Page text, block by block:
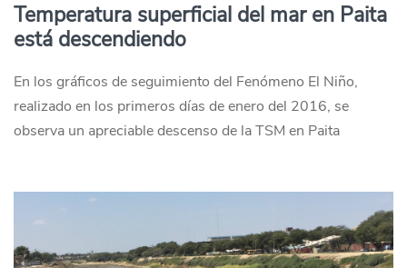
Temperatura superficial del mar en Paita
está descendiendo
En los gráficos de seguimiento del Fenómeno El Niño,
realizado en los primeros días de enero del 2016, se
observa un apreciable descenso de la TSM en Paita